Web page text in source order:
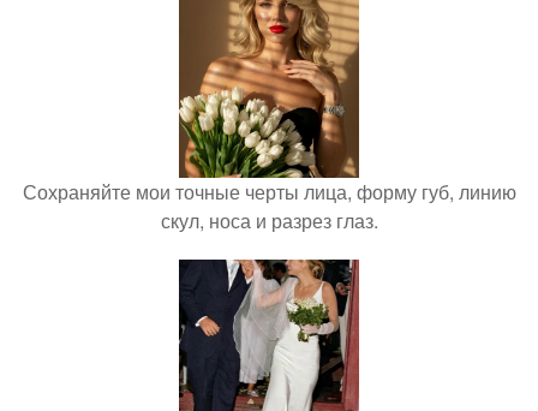
Сохраняйте мои точные черты лица, форму губ, линию
скул, носа и разрез глаз.